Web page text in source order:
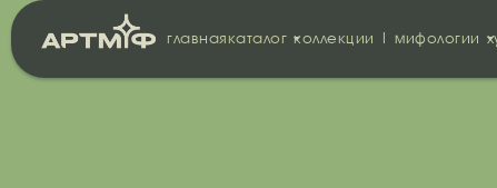
главная каталог коллекции | мифологии